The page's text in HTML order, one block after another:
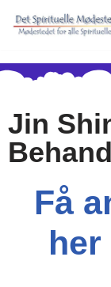
til
indhold
Jin
Få
her